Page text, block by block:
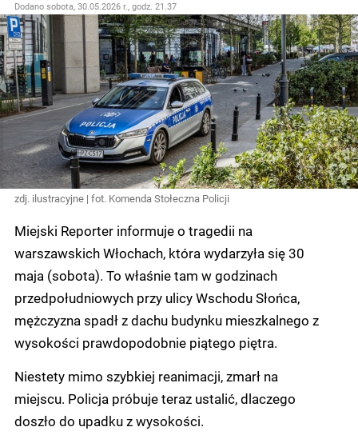
Dodano sobota, 30.05.2026 r., godz. 21.37
zdj. ilustracyjne | fot. Komenda Stołeczna Policji
Miejski Reporter informuje o tragedii na
warszawskich Włochach, która wydarzyła się 30
maja (sobota). To właśnie tam w godzinach
przedpołudniowych przy ulicy Wschodu Słońca,
mężczyzna spadł z dachu budynku mieszkalnego z
wysokości prawdopodobnie piątego piętra.
Niestety mimo szybkiej reanimacji, zmarł na
miejscu. Policja próbuje teraz ustalić, dlaczego
doszło do upadku z wysokości.